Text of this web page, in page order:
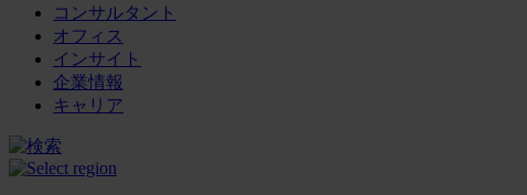
コンサルタント
オフィス
インサイト
企業情報
キャリア